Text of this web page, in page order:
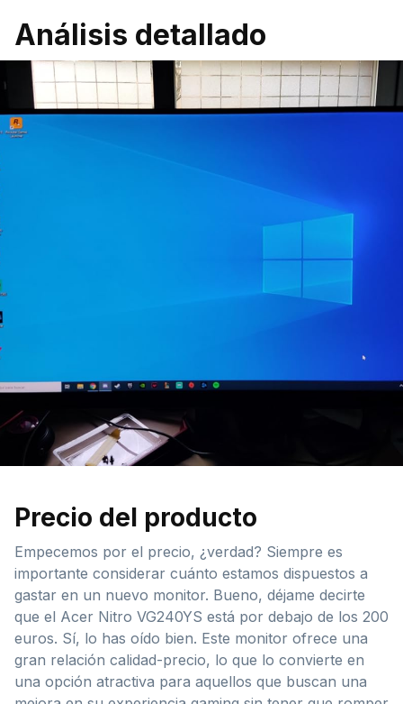
Análisis detallado
Precio del producto
Empecemos por el precio, ¿verdad? Siempre es
importante considerar cuánto estamos dispuestos a
gastar en un nuevo monitor. Bueno, déjame decirte
que el Acer Nitro VG240YS está por debajo de los 200
euros. Sí, lo has oído bien. Este monitor ofrece una
gran relación calidad-precio, lo que lo convierte en
una opción atractiva para aquellos que buscan una